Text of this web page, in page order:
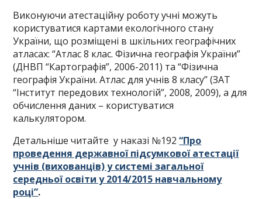
Виконуючи атестаційну роботу учні можуть
користуватися картами екологічного стану
України, що розміщені в шкільних географічних
атласах: “Атлас 8 клас. Фізична географія України”
(ДНВП “Картографія”, 2006-2011) та “Фізична
географія України. Атлас для учнів 8 класу” (ЗАТ
“Інститут передових технологій”, 2008, 2009), а для
обчислення даних – користуватися
калькулятором.
Детальніше читайте у наказі №192“Про
проведення державної підсумкової атестації
учнів (вихованців) у системі загальної
середньої освіти у 2014/2015 навчальному
році”.